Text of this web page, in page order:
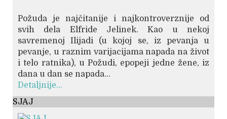
Požuda je najčitanije i najkontroverznije od
svih dela Elfride Jelinek. Kao u nekoj
savremenoj Ilijadi (u kojoj se, iz pevanja u
pevanje, u raznim varijacijama napada na život
i telo ratnika), u Požudi, epopeji jedne žene, iz
dana u dan se napada...
Detaljnije...
SJAJ